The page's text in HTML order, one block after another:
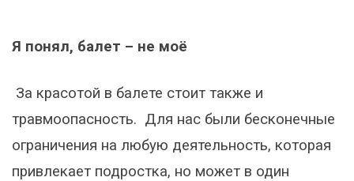
Я понял, балет – не моё
За красотой в балете стоит также и
травмоопасность. Для нас были бесконечные
ограничения на любую деятельность, которая
привлекает подростка, но может в один